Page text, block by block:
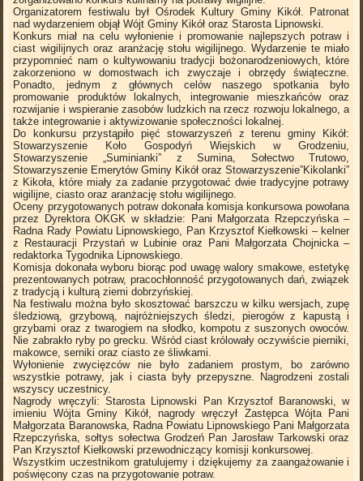
Organizatorem festiwalu był Ośrodek Kultury Gminy Kikół. Patronat
nad wydarzeniem objął Wójt Gminy Kikół oraz Starosta Lipnowski.
Konkurs miał na celu wyłonienie i promowanie najlepszych potraw i
ciast wigilijnych oraz aranżację stołu wigilijnego. Wydarzenie te miało
przypomnieć nam o kultywowaniu tradycji bożonarodzeniowych, które
zakorzeniono w domostwach ich zwyczaje i obrzędy świąteczne.
Ponadto, jednym z głównych celów naszego spotkania było
promowanie produktów lokalnych, integrowanie mieszkańców oraz
rozwijanie i wspieranie zasobów ludzkich na rzecz rozwoju lokalnego, a
także integrowanie i aktywizowanie społeczności lokalnej.
Do konkursu przystąpiło pięć stowarzyszeń z terenu gminy Kikół:
Stowarzyszenie Koło Gospodyń Wiejskich w Grodzeniu,
Stowarzyszenie „Suminianki” z Sumina, Sołectwo Trutowo,
Stowarzyszenie Emerytów Gminy Kikół oraz Stowarzyszenie”Kikolanki”
z Kikoła, które miały za zadanie przygotować dwie tradycyjne potrawy
wigilijne, ciasto oraz aranżację stołu wigilijnego.
Oceny przygotowanych potraw dokonała komisja konkursowa powołana
przez Dyrektora OKGK w składzie: Pani Małgorzata Rzepczyńska –
Radna Rady Powiatu Lipnowskiego, Pan Krzysztof Kiełkowski – kelner
z Restauracji Przystań w Lubinie oraz Pani Małgorzata Chojnicka –
redaktorka Tygodnika Lipnowskiego.
Komisja dokonała wyboru biorąc pod uwagę walory smakowe, estetykę
prezentowanych potraw, pracochłonność przygotowanych dań, związek
z tradycją i kulturą ziemi dobrzyńskiej.
Na festiwalu można było skosztować barszczu w kilku wersjach, zupę
śledziową, grzybową, najróżniejszych śledzi, pierogów z kapustą i
grzybami oraz z twarogiem na słodko, kompotu z suszonych owoców.
Nie zabrakło ryby po grecku. Wśród ciast królowały oczywiście pierniki,
makowce, serniki oraz ciasto ze śliwkami.
Wyłonienie zwycięzców nie było zadaniem prostym, bo zarówno
wszystkie potrawy, jak i ciasta były przepyszne. Nagrodzeni zostali
wszyscy uczestnicy.
Nagrody wręczyli: Starosta Lipnowski Pan Krzysztof Baranowski, w
imieniu Wójta Gminy Kikół, nagrody wręczył Zastępca Wójta Pani
Małgorzata Baranowska, Radna Powiatu Lipnowskiego Pani Małgorzata
Rzepczyńska, sołtys sołectwa Grodzeń Pan Jarosław Tarkowski oraz
Pan Krzysztof Kiełkowski przewodniczący komisji konkursowej.
Wszystkim uczestnikom gratulujemy i dziękujemy za zaangażowanie i
poświęcony czas na przygotowanie potraw.